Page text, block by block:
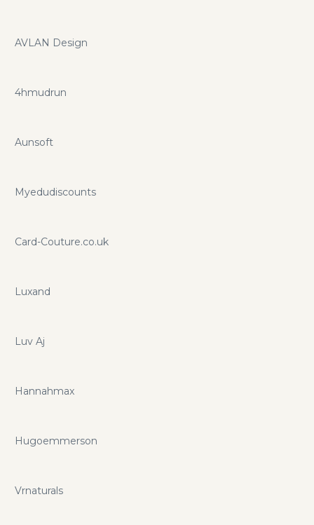
AVLAN Design
4hmudrun
Aunsoft
Myedudiscounts
Card-Couture.co.uk
Luxand
Luv Aj
Hannahmax
Hugoemmerson
Vrnaturals